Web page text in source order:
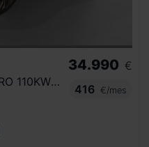
BLACK LINE 35 TDI QUATTRO 110KW S TRONIC
34.990 €
416
€/mes